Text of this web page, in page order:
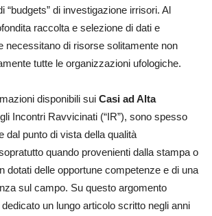
“budgets” di investigazione irrisori. Al
raccolta e selezione di dati e
necessitano di risorse solitamente non
tutte le organizzazioni ufologiche.
disponibili sui Casi ad Alta
Incontri Ravvicinati (“IR”), sono spesso
dal punto di vista della qualità
quando provenienti dalla stampa o
dotati delle opportune competenze e di una
sul campo. Su questo argomento
un lungo articolo scritto negli anni